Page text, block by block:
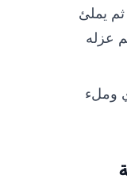
يملئ
عزله
وملء